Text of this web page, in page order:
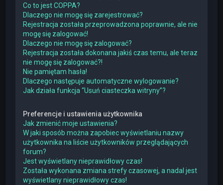
Co to jest COPPA?
Dlaczego nie mogę się zarejestrować?
Rejestracja została przeprowadzona poprawnie, ale nie
mogę się zalogować!
Dlaczego nie mogę się zalogować?
Rejestracja została dokonana jakiś czas temu, ale teraz
nie mogę się zalogować?!
Nie pamiętam hasła!
Dlaczego następuje automatyczne wylogowanie?
Jak działa funkcja “Usuń ciasteczka witryny”?
Preferencje i ustawienia użytkownika
Jak zmienić moje ustawienia?
W jaki sposób można zapobiec wyświetlaniu nazwy
użytkownika na liście użytkowników przeglądających
forum?
Jest wyświetlany nieprawidłowy czas!
Została wykonana zmiana strefy czasowej, a nadal jest
wyświetlany nieprawidłowy czas!